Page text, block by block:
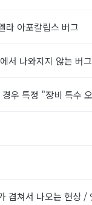
라 아포칼립스 버그
서 나와지지 않는 버
우 특정 "장비 특수
겹쳐서 나오는 현상